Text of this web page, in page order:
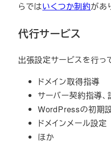
らではいくつか制約があ
代行サービス
出張設定サービスを行っ
ドメイン取得指導
サーバー契約指導
WordPressの初期
ドメインメール設定
ほか